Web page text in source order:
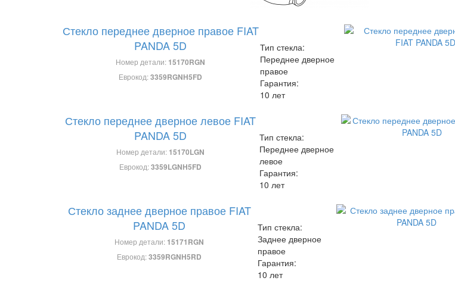
Стекло переднее дверное правое FIAT
PANDA 5D
Номер детали: 15170RGN
Еврокод:3359RGNH5FD
Тип стекла:
Переднее дверное
правое
Гарантия:
10 лет
Стекло переднее дверное левое FIAT
PANDA 5D
Номер детали: 15170LGN
Еврокод:3359LGNH5FD
Тип стекла:
Переднее дверное
левое
Гарантия:
10 лет
Стекло заднее дверное правое FIAT
PANDA 5D
Номер детали: 15171RGN
Еврокод:3359RGNH5RD
Тип стекла:
Заднее дверное
правое
Гарантия:
10 лет